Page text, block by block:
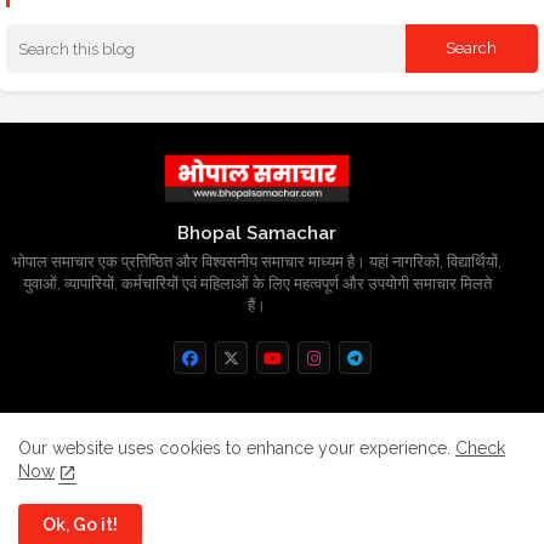
Bhopal Samachar
भोपाल समाचार एक प्रतिष्ठित और विश्वसनीय समाचार माध्यम है। यहां नागरिकों, विद्यार्थियों,
युवाओं, व्यापारियों, कर्मचारियों एवं महिलाओं के लिए महत्वपूर्ण और उपयोगी समाचार मिलते
हैं।
All Right Reserved Copyright
Home About Contact us
Privacy Policy
Our website uses cookies to enhance your experience. Check
Now
Ok, Go it!